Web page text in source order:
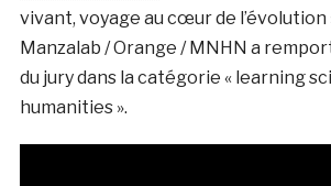
vivant, voyage au cœur de
Manzalab / Orange / MNHN a
du jury dans la catégorie « learning
humanities ».